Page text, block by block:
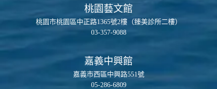
桃園藝文館
桃園市桃園區中正路1365號2樓（臻美診所二樓）
03-357-9088
嘉義中興館
嘉義市西區中興路551號
05-286-6809